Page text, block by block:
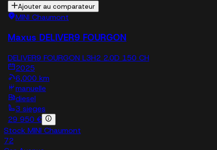
Ajouter au comparateur
MINI Chaumont
Maxus DELIVER9 FOURGON
DELIVER9 FOURGON L3H2 2.0D 150 CH
2025
6,000 km
manuelle
diesel
3 sieges
29 950 €
Stock MINI Chaumont
72